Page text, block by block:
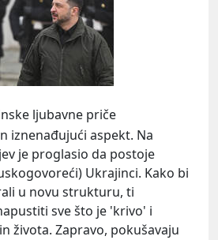
ljubavne priče
iznenađujući aspekt. Na
je proglasio da postoje
Ukrajinci. Kako bi
u novu strukturu, ti
sve što je 'krivo' i
života. Zapravo, pokušavaju